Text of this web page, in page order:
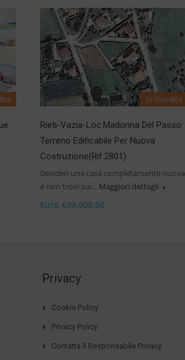
In Vendita
Rieti-Vazia-Loc.Madonna Del Passo:
Terreno Edificabile Per Nuova
Costruzione(Rif.2801)
Desideri una casa completamente nuova
e non trovi sul… Maggiori dettagli
Euro €49.000,00
Privacy
Cookie Policy
Privacy Policy
Contatta Il Responsabile Privacy